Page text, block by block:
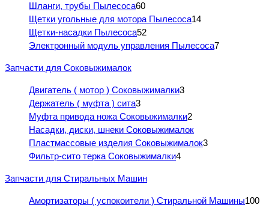
Шланги, трубы Пылесоса60
Щетки угольные для мотора Пылесоса14
Щетки-насадки Пылесоса52
Электронный модуль управления Пылесоса7
Запчасти для Соковыжималок
Двигатель ( мотор ) Соковыжималки3
Держатель ( муфта ) сита3
Муфта привода ножа Соковыжималки2
Насадки, диски, шнеки Соковыжималок
Пластмассовые изделия Соковыжималок3
Фильтр-сито терка Соковыжималки4
Запчасти для Стиральных Машин
Амортизаторы ( успокоители ) Стиральной Машины100